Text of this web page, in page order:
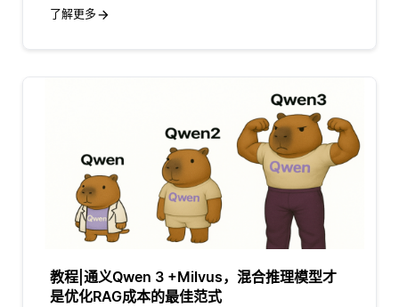
了解更多
教程|通义Qwen 3 +Milvus，混合推理模型才
是优化RAG成本的最佳范式